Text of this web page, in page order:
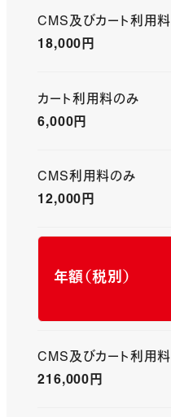
CMS及びカート利用料
18,000円
カート利用料のみ
6,000円
CMS利用料のみ
12,000円
年額（税別）
CMS及びカート利用料
216,000 円